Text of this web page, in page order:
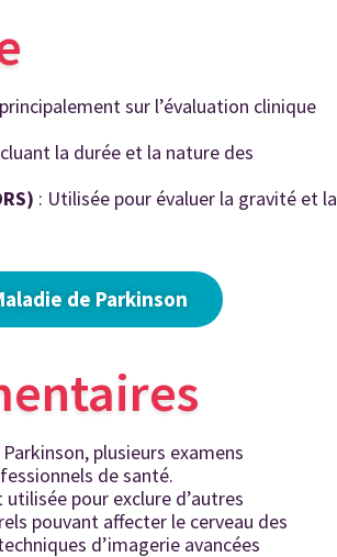
sur l’évaluation clinique
la durée et la nature des
: Utilisée pour évaluer la gravité et la
de Parkinson
plusieurs examens
de santé.
utilisée pour exclure d’autres
pouvant affecter le cerveau des
d’imagerie avancées